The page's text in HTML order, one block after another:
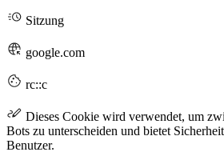
Sitzung
google.com
rc::c
Dieses Cookie wird verwendet, um
Bots zu unterscheiden und bietet
Benutzer.